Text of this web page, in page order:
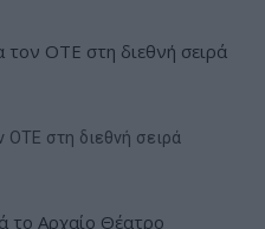
ΟΤΕ στη διεθνή σειρά